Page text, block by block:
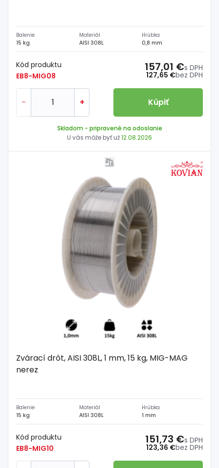
Balenie
15 kg
Materiál
AISI 308L
Hrúbka
0,8 mm
Kód produktu
EB8-MIG08
127,65 €bez DPH
157,01 €s DPH
- + Kúpiť
Skladom - pripravené na odoslanie
U vás môže byť už12.08.2026
Zvárací drôt, AISI 308L, 1 mm, 15 kg, MIG-MAG
nerez
Balenie
15 kg
Materiál
AISI 308L
Hrúbka
1 mm
Kód produktu
EB8-MIG10
123,36 €bez DPH
151,73 €s DPH